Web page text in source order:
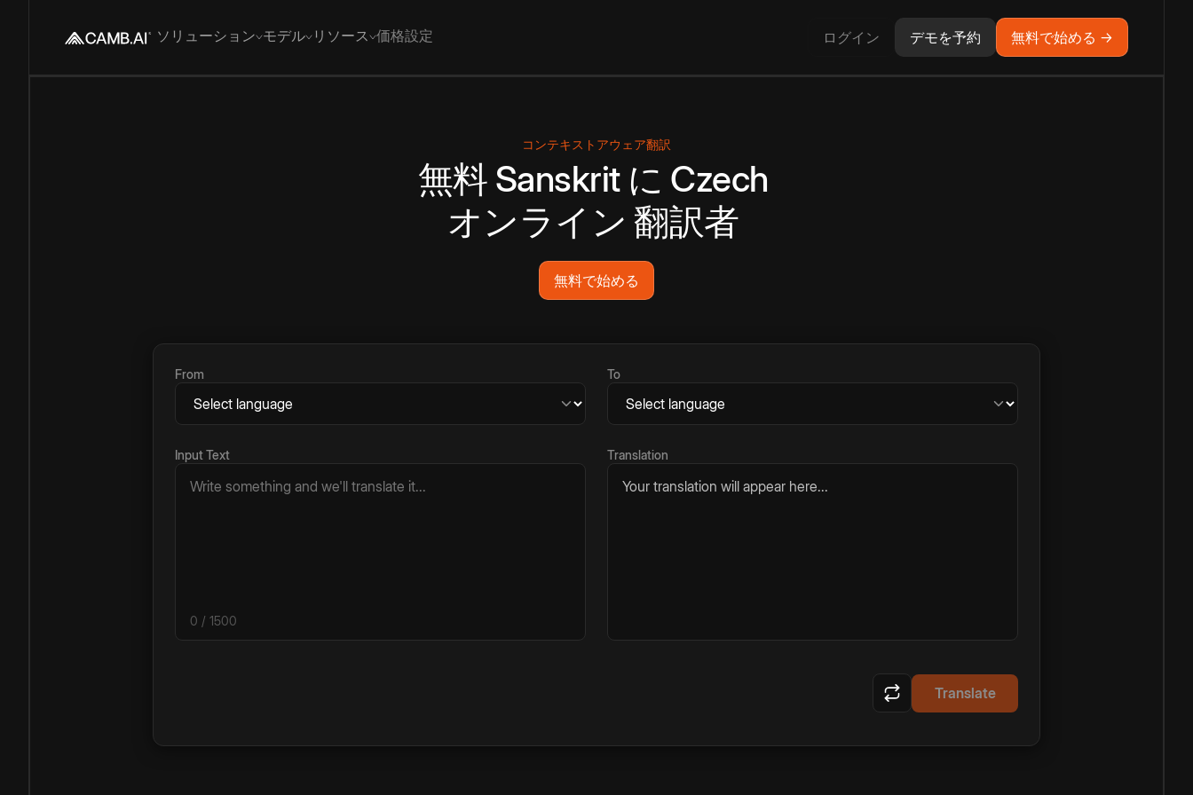
ソリューション モデル リソース 価格設定 ログイン デモを予約 無料で始める →
コンテキストアウェア翻訳
無料 Sanskrit に Czech
オンライン 翻訳者
無料で始める
From To
Input Text
0 / 1500
Translation
Your translation will appear here...
Translate